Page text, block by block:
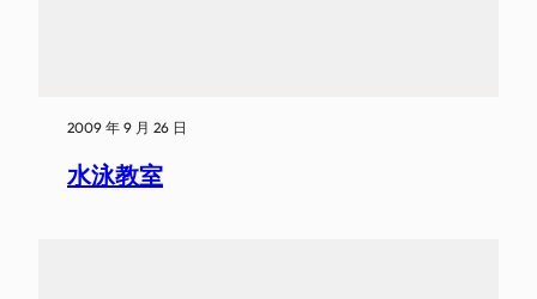
2009 年 9 月 26 日
水泳教室